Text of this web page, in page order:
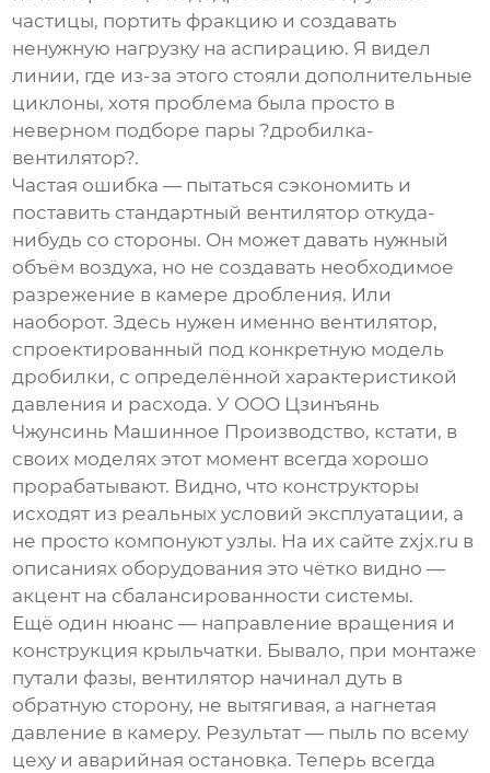
частицы, портить фракцию и создавать
ненужную нагрузку на аспирацию. Я видел
линии, где из-за этого стояли дополнительные
циклоны, хотя проблема была просто в
неверном подборе пары ?дробилка-
вентилятор?.
Частая ошибка — пытаться сэкономить и
поставить стандартный вентилятор откуда-
нибудь со стороны. Он может давать нужный
объём воздуха, но не создавать необходимое
разрежение в камере дробления. Или
наоборот. Здесь нужен именно вентилятор,
спроектированный под конкретную модель
дробилки, с определённой характеристикой
давления и расхода. У ООО Цзинъянь
Чжунсинь Машинное Производство, кстати, в
своих моделях этот момент всегда хорошо
прорабатывают. Видно, что конструкторы
исходят из реальных условий эксплуатации, а
не просто компонуют узлы. На их сайтеzxjx.ru в
описаниях оборудования это чётко видно —
акцент на сбалансированности системы.
Ещё один нюанс — направление вращения и
конструкция крыльчатки. Бывало, при монтаже
путали фазы, вентилятор начинал дуть в
обратную сторону, не вытягивая, а нагнетая
давление в камеру. Результат — пыль по всему
цеху и аварийная остановка. Теперь всегда